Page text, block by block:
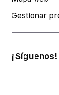
Gestionar
¡Síguenos!